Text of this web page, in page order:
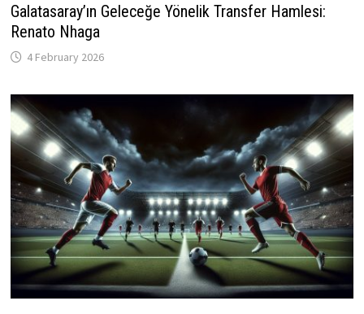
Galatasaray’ın Geleceğe Yönelik Transfer Hamlesi:
Renato Nhaga
4 February 2026